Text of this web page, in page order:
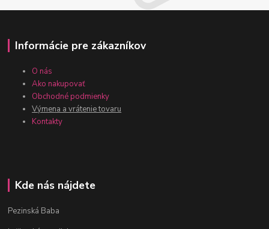
Informácie pre zákazníkov
O nás
Ako nakupovať
Obchodné podmienky
Výmena a vrátenie tovaru
Kontakty
Kde nás nájdete
Pezinská Baba